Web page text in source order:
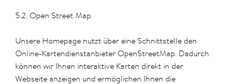
5.2. Open Street Map
Unsere Homepage nutzt über eine Schnittstelle den
Online-Kartendienstanbieter OpenStreetMap. Dadurch
können wir Ihnen interaktive Karten direkt in der
Webseite anzeigen und ermöglichen Ihnen die